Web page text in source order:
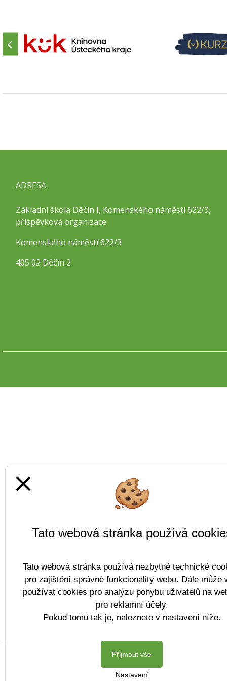
ADRESA
Základní škola Děčín I, Komenského náměstí 622/3,
příspěvková organizace
Komenského náměstí 622/3
405 02 Děčín 2
Copyright © 2022
Postaveno ve službě
close
Tato webová stránka používá
Tato webová stránka používá nezbytné technické
pro zajištění správné funkcionality webu. Dále může
používat cookies pro analýzu pohybu uživatelů na
pro reklamní účely.
Pokud tomu tak je, naleznete v nastavení níže.
Přijmout vše
Nastavení